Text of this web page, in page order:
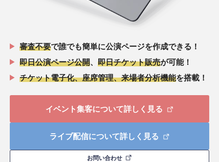
審査不要で誰でも簡単に公演ページを作成できる！
即日公演ページ公開
即日チケット販売が可能！
チケット電子化、座席管理、来場者分析機能を搭載！
イベント集客について詳しく見る
ライブ配信について詳しく見る
お問い合わせ